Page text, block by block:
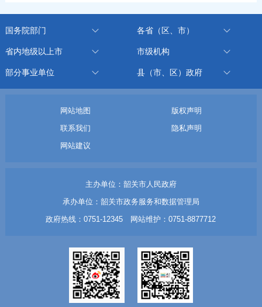
国务院部门 各省（区、市）
省内地级以上市 市级机构
部分事业单位 县（市、区）政府
网站地图
版权声明
联系我们
隐私声明
网站建议
主办单位：韶关市人民政府
承办单位：韶关市政务服务和数据管理局
政府热线：0751-12345 网站维护：0751-8877712